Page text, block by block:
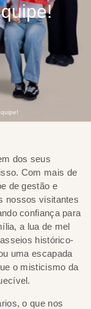
dos seus
Com mais de
de gestão e
nossos visitantes
confiança para
a lua de mel
histórico-
uma escapada
o misticismo da
o que nos